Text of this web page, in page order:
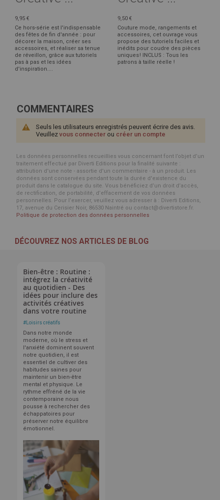
9,95 €
Ce hors-série est l'indispensable
des fêtes de fin d'année : pour
décorer la maison, créer ses
accessoires, et réaliser sa tenue
de réveillon, grâce aux tutoriels
pas à pas et les idées
d'inspiration....
9,50 €
Couture mode, rangements et
accessoires, cet ouvrage vous
propose des tutoriels faciles et
inédits pour coudre des pièces
uniques ! INCLUS : Tous les
patrons à taille réelle !
COMMENTAIRES
Seuls les utilisateurs enregistrés peuvent écrire des avis.
Veuillez vous connecter ou créer un compte
Les données personnelles recueillies vous concernant font l’objet d’un
traitement effectué par Diverti Editions pour la finalité suivante :
attribution d'une note - assortie d'un commentaire - à un produit. Les
données sont conservées pendant toute la durée d'existence du
produit dans le catalogue du site. Vous bénéficiez d’un droit d’accès,
de rectification, de portabilité, d’effacement de vos données
personnelles. Pour l’exercer, veuillez vous adresser à : Diverti Editions,
17, avenue du Cerisier Noir, 86530 Naintré ou contact@divertistore.fr.
Politique de protection des données personnelles
DÉCOUVREZ NOS ARTICLES DE BLOG
Bien-être : Routine :
intégrez la créativité
au quotidien - Des
idées pour inclure des
activités créatives
dans votre routine
# Loisirs créatifs
Dans notre monde
moderne, où le stress et
l'anxiété dominent souvent
notre quotidien, il est
essentiel de cultiver des
habitudes saines pour
maintenir un bien-être
mental et physique. Le
rythme effréné de la vie
contemporaine nous
pousse à rechercher des
échappatoires pour
préserver notre équilibre
émotionnel.